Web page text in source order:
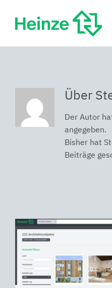
Inhalt
springen
Über
Der Autor
angegeben.
Bisher hat
Beiträge